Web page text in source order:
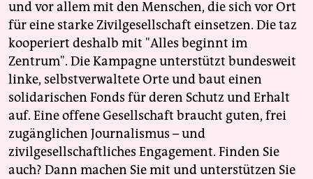
und vor allem mit den Menschen, die sich vor Ort
für eine starke Zivilgesellschaft einsetzen. Die taz
kooperiert deshalb mit "Alles beginnt im
Zentrum". Die Kampagne unterstützt bundesweit
linke, selbstverwaltete Orte und baut einen
solidarischen Fonds für deren Schutz und Erhalt
auf. Eine offene Gesellschaft braucht guten, frei
zugänglichen Journalismus – und
zivilgesellschaftliches Engagement. Finden Sie
auch? Dann machen Sie mit und unterstützen Sie